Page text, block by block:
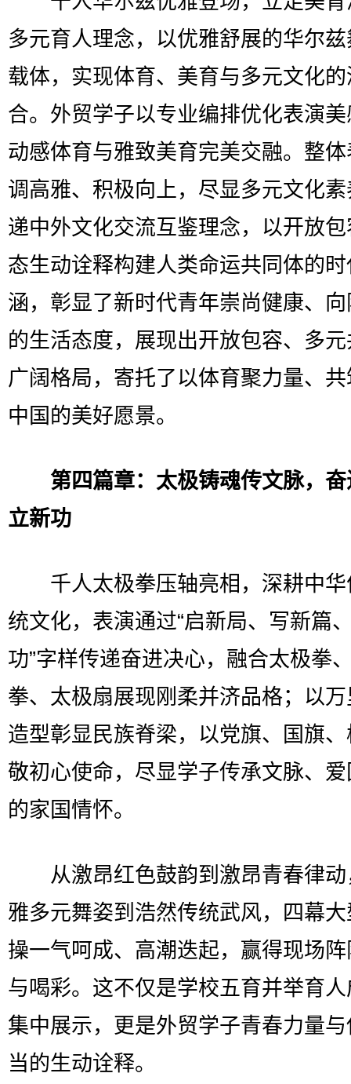
多元育人理念，以优雅舒展的华尔
载体，实现体育、美育与多元文化
合。外贸学子以专业编排优化表演
动感体育与雅致美育完美交融。整
调高雅、积极向上，尽显多元文化
递中外文化交流互鉴理念，以开放
态生动诠释构建人类命运共同体的
涵，彰显了新时代青年崇尚健康、
的生活态度，展现出开放包容、多
广阔格局，寄托了以体育聚力量、
中国的美好愿景。
第四篇章：太极铸魂传文脉，
立新功
千人太极拳压轴亮相，深耕中华
统文化，表演通过“启新局、写新篇
功”字样传递奋进决心，融合太极拳
拳、太极扇展现刚柔并济品格；以
造型彰显民族脊梁，以党旗、国旗
敬初心使命，尽显学子传承文脉、
的家国情怀。
从激昂红色鼓韵到激昂青春律动
雅多元舞姿到浩然传统武风，四幕
操一气呵成、高潮迭起，赢得现场
与喝彩。这不仅是学校五育并举育
集中展示，更是外贸学子青春力量
当的生动诠释。